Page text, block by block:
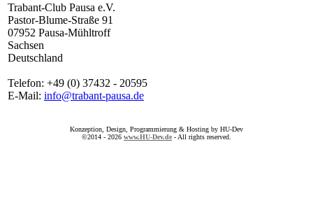
Trabant-Club Pausa e.V.
Pastor-Blume-Straße 91
07952 Pausa-Mühltroff
Sachsen
Deutschland
Telefon: +49 (0) 37432 - 20595
E-Mail: info@trabant-pausa.de
Konzeption, Design, Programmierung & Hosting by HU-Dev
©2014 - 2026 www.HU-Dev.de - All rights reserved.